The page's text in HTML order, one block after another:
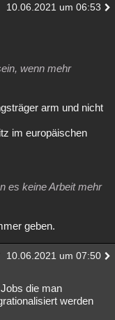
10.06.2021 um 06:53
wenn mehr
arm und nicht
im europäischen
es keine Arbeit mehr
geben.
10.06.2021 um 07:50
die man
werden